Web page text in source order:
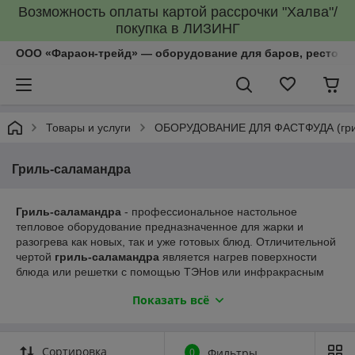
Возможность оплаты картой рассрочки "Халва"/
покупка в ЛИЗИНГ
ООО «Фараон-трейд»‎ — оборудование для баров,
Товары и услуги ОБОРУДОВАНИЕ ДЛЯ ФАСТФУДА
Гриль-саламандра
Гриль-саламандра - профессиональное настольное
тепловое оборудование предназначенное для жарки и
разогрева как новых, так и уже готовых блюд. Отличительной
чертой гриль-саламандра является нагрев поверхности
блюда или решетки с помощью ТЭНов или инфракрасным
типа в панели управления (которая может быть
Показать всё
Сортировка 0